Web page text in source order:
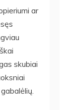
ar
skubiai